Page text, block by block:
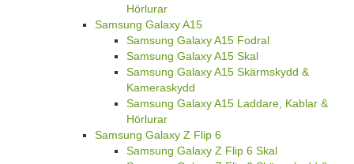
Hörlurar
Samsung Galaxy A15
Samsung Galaxy A15 Fodral
Samsung Galaxy A15 Skal
Samsung Galaxy A15 Skärmskydd &
Kameraskydd
Samsung Galaxy A15 Laddare, Kablar &
Hörlurar
Samsung Galaxy Z Flip 6
Samsung Galaxy Z Flip 6 Skal